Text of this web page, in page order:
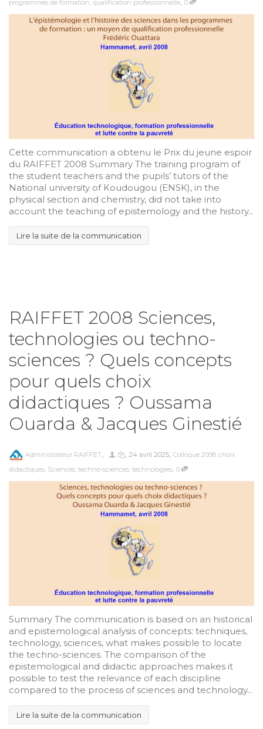
programmes de formation, qualification professionnelle 0
Cette communication a obtenu le Prix du jeune espoir
du RAIFFET 2008 Summary The training program of
the student teachers and the pupils’ tutors of the
National university of Koudougou (ENSK), in the
physical section and chemistry, did not take into
account the teaching of epistemology and the history...
Lire la suite de la communication
RAIFFET 2008 Sciences,
technologies ou techno-
sciences ? Quels concepts
pour quels choix
didactiques ? Oussama
Ouarda & Jacques Ginestié
Administrateur RAIFFET, , 24 avril 2025, Colloque 2008, choix
didactiques, Sciences, techno-sciences, technologies, 0
Summary The communication is based on an historical
and epistemological analysis of concepts: techniques,
technology, sciences, what makes possible to locate
the techno-sciences. The comparison of the
epistemological and didactic approaches makes it
possible to test the relevance of each discipline
compared to the process of sciences and technology...
Lire la suite de la communication